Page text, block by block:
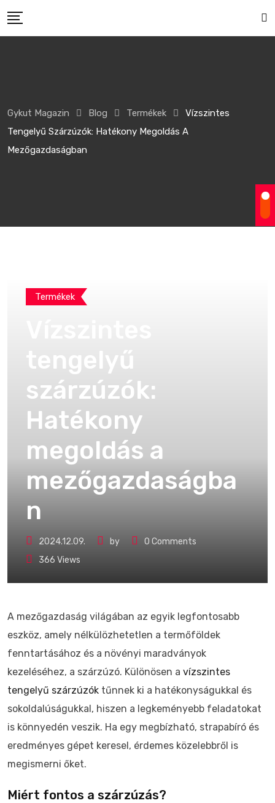
Gykut Magazin Blog Termékek
Vízszintes
Tengelyű Szárzúzók: Hatékony Megoldás A
Mezőgazdaságban
Termékek
tengelyű
szárzúzók:
Hatékony
megoldás a
mezőgazdaságba
n
2024.12.09. by 0 Comments
366 Views
A mezőgazdaság világában az egyik legfontosabb
eszköz, amely nélkülözhetetlen a termőföldek
fenntartásához és a növényi maradványok
kezeléséhez, a szárzúzó. Különösen a vízszintes
tengelyű szárzúzók tűnnek ki a hatékonyságukkal és
sokoldalúságukkal, hiszen a legkeményebb feladatokat
is könnyedén veszik. Ha egy megbízható, strapabíró és
eredményes gépet keresel, érdemes közelebbről is
megismerni őket.
Miért fontos a szárzúzás?